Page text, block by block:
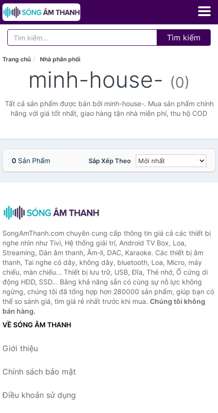
Tìm kiếm
Trang chủ Nhà phân phối
minh-house- (0)
Tất cả sản phẩm được bán bởi minh-house-. Mua sản phẩm chính
hãng với giá tốt nhất, giao hàng tận nhà miễn phí, thu hộ COD
0 Sản Phẩm Sắp Xếp Theo
SongAmThanh.com chuyên cung cấp thông tin giá cả các thiết bị
nghe nhìn như Tivi, Hệ thống giải trí, Android TV Box, Loa,
Streaming, Dàn âm thanh, Âm-li, DAC, Karaoke. Các thiết bị âm
thanh, Tai nghe có dây, không dây, bluetooth, Loa, Micro, máy
chiếu, màn chiếu... Thiết bị lưu trữ, USB, Đĩa, Thẻ nhớ, Ổ cứng di
động HDD, SSD... Bằng khả năng sẵn có cùng sự nỗ lực không
ngừng, chúng tôi đã tổng hợp hơn 280000 sản phẩm, giúp bạn có
thể so sánh giá, tìm giá rẻ nhất trước khi mua. Chúng tôi không
bán hàng.
VỀ SÓNG ÂM THANH
Giới thiệu
Chính sách bảo mật
Điều khoản sử dụng